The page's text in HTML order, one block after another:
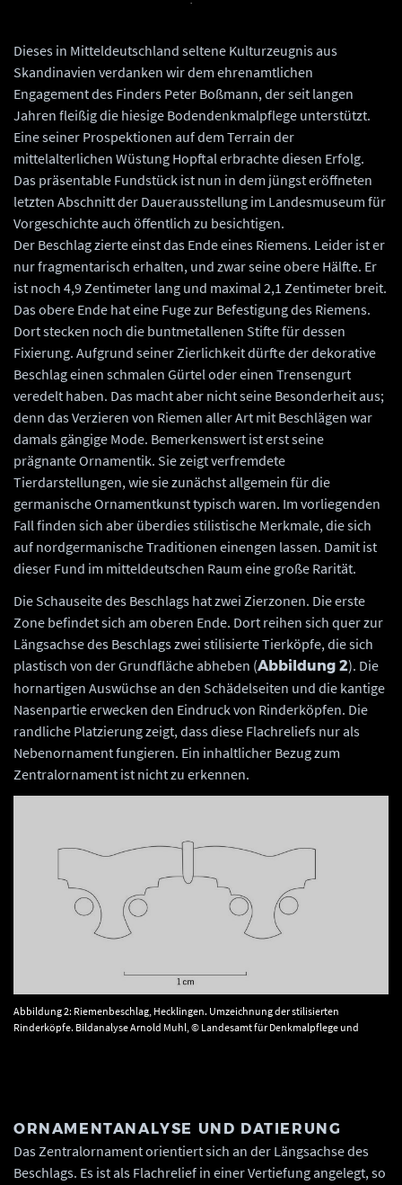
Archäologie Sachsen-Anhalt, Juraj Liptàk.
Dieses in Mitteldeutschland seltene Kulturzeugnis aus
Skandinavien verdanken wir dem ehrenamtlichen
Engagement des Finders Peter Boßmann, der seit langen
Jahren fleißig die hiesige Bodendenkmalpflege unterstützt.
Eine seiner Prospektionen auf dem Terrain der
mittelalterlichen Wüstung Hopftal erbrachte diesen Erfolg.
Das präsentable Fundstück ist nun in dem jüngst eröffneten
letzten Abschnitt der Dauerausstellung im Landesmuseum für
Vorgeschichte auch öffentlich zu besichtigen.
Der Beschlag zierte einst das Ende eines Riemens. Leider ist er
nur fragmentarisch erhalten, und zwar seine obere Hälfte. Er
ist noch 4,9 Zentimeter lang und maximal 2,1 Zentimeter breit.
Das obere Ende hat eine Fuge zur Befestigung des Riemens.
Dort stecken noch die buntmetallenen Stifte für dessen
Fixierung. Aufgrund seiner Zierlichkeit dürfte der dekorative
Beschlag einen schmalen Gürtel oder einen Trensengurt
veredelt haben. Das macht aber nicht seine Besonderheit aus;
denn das Verzieren von Riemen aller Art mit Beschlägen war
damals gängige Mode. Bemerkenswert ist erst seine
prägnante Ornamentik. Sie zeigt verfremdete
Tierdarstellungen, wie sie zunächst allgemein für die
germanische Ornamentkunst typisch waren. Im vorliegenden
Fall finden sich aber überdies stilistische Merkmale, die sich
auf nordgermanische Traditionen einengen lassen. Damit ist
dieser Fund im mitteldeutschen Raum eine große Rarität.
Die Schauseite des Beschlags hat zwei Zierzonen. Die erste
Zone befindet sich am oberen Ende. Dort reihen sich quer zur
Längsachse des Beschlags zwei stilisierte Tierköpfe, die sich
plastisch von der Grundfläche abheben (Abbildung 2). Die
hornartigen Auswüchse an den Schädelseiten und die kantige
Nasenpartie erwecken den Eindruck von Rinderköpfen. Die
randliche Platzierung zeigt, dass diese Flachreliefs nur als
Nebenornament fungieren. Ein inhaltlicher Bezug zum
Zentralornament ist nicht zu erkennen.
Abbildung 2: Riemenbeschlag, Hecklingen. Umzeichnung der stilisierten
Rinderköpfe. Bildanalyse Arnold Muhl, © Landesamt für Denkmalpflege und
ORNAMENTANALYSE UND DATIERUNG
Das Zentralornament orientiert sich an der Längsachse des
Beschlags. Es ist als Flachrelief in einer Vertiefung angelegt, so